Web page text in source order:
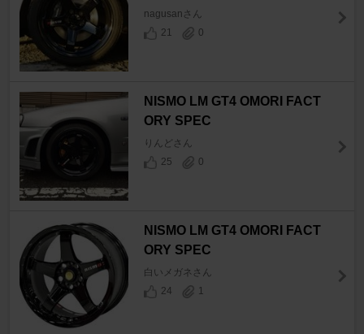
nagusanさん
21
0
NISMO LM GT4 OMORI FACT
ORY SPEC
りんどさん
25
0
NISMO LM GT4 OMORI FACT
ORY SPEC
白いメガネさん
24
1